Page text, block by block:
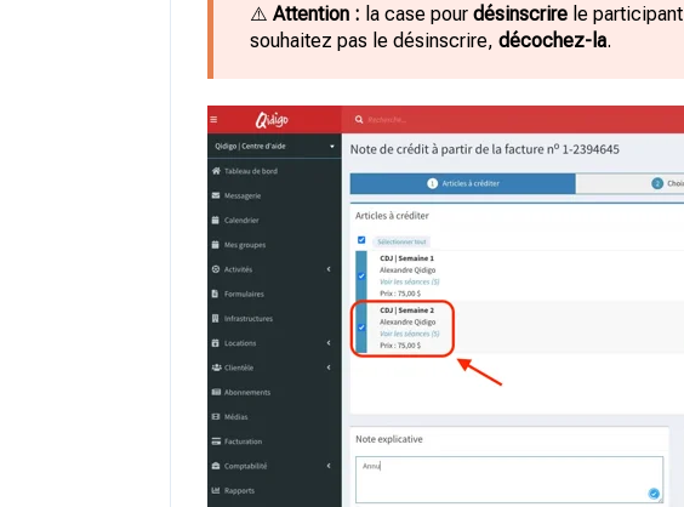
⚠️ Attention : la case pour désinscrirele participant
souhaitez pas le désinscrire, décochez-la.